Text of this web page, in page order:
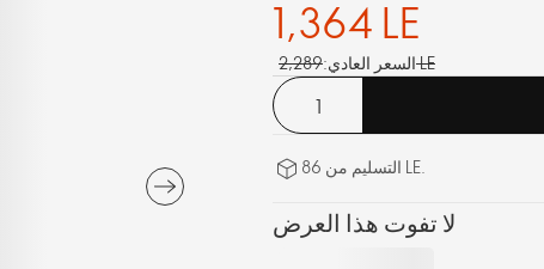
1,364 LE
السعر العادي:2,289 LE
التسليم من 86 LE.
لا تفوت هذا العرض